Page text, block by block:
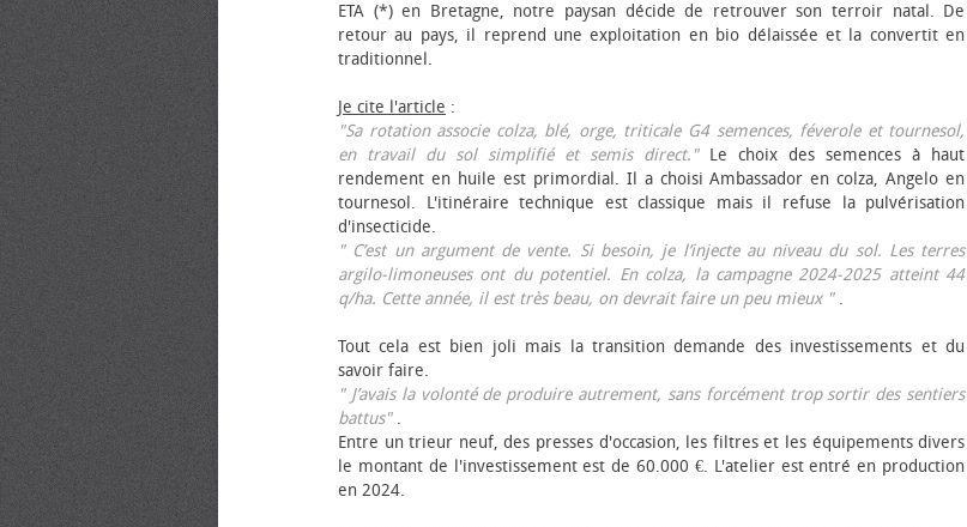
ETA (*) en Bretagne, notre paysan décide de retrouver son terroir natal. De
retour au pays, il reprend une exploitation en bio délaissée et la convertit en
traditionnel.
Je cite l'article :
"Sa rotation associe colza, blé, orge, triticale G4 semences, féverole et tournesol,
en travail du sol simplifié et semis direct."Le choix des semences à haut
rendement en huile est primordial. Il a choisi Ambassador en colza, Angelo en
tournesol. L'itinéraire technique est classique mais il refuse la pulvérisation
d'insecticide.
" C’est un argument de vente. Si besoin, je l’injecte au niveau du sol. Les terres
argilo-limoneuses ont du potentiel. En colza, la campagne 2024-2025 atteint 44
q/ha. Cette année, il est très beau, on devrait faire un peu mieux ".
Tout cela est bien joli mais la transition demande des investissements et du
savoir faire.
" J’avais la volonté de produire autrement, sans forcément trop sortir des sentiers
battus".
Entre un trieur neuf, des presses d'occasion, les filtres et les équipements divers
le montant de l'investissement est de 60.000 €. L'atelier est entré en production
en 2024.